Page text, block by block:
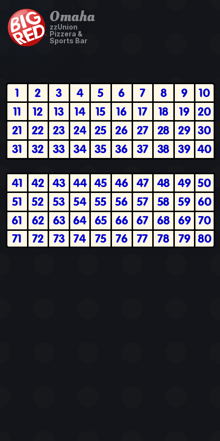
Omaha
zzUnion
Pizzera &
Sports Bar
1 2 3 4 5 6 7 8 9
10
11
12 13 14 15 16 17 18 19 20
21
22 23 24 25 26 27 28 29 30
31
32 33 34 35 36 37 38 39 40
41 42 43 44 45 46 47 48 49 50
51
52 53 54 55 56 57 58 59 60
61
62 63 64 65 66 67 68 69 70
71
72 73 74 75 76 77 78 79 80